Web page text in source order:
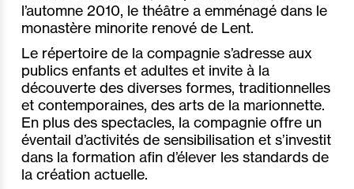
l’automne 2010, le théâtre a emménagé dans le
monastère minorite renové de Lent.
Le répertoire de la compagnie s’adresse aux
publics enfants et adultes et invite à la
découverte des diverses formes, traditionnelles
et contemporaines, des arts de la marionnette.
En plus des spectacles, la compagnie offre un
éventail d’activités de sensibilisation et s’investit
dans la formation afin d’élever les standards de
la création actuelle.